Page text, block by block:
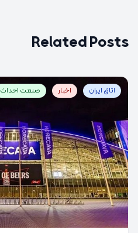
Related Posts
اتاق ایران اخبار صنعت احداث